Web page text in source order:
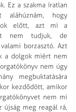
Ez a szakma íratlan
aláhúznám, hogy
előtt, azt mi a
nem tudjuk, de
borzasztó. Azt
a dolgok miért nem
nem úgy
megbuktatására
kezdődött, amikor
nem mi
meg reagál rá,